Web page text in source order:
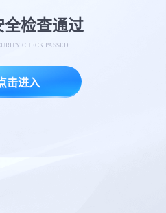
全检查通过
CHECK PASSED
击进入